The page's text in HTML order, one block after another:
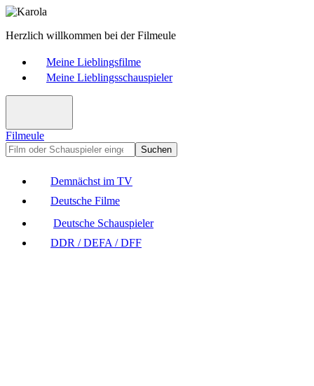
Herzlich willkommen bei der Filmeule
Meine Lieblingsfilme
Meine Lieblingsschauspieler
Filmeule
Suchen
Demnächst im TV
Deutsche Filme
Deutsche Schauspieler
DDR / DEFA / DFF